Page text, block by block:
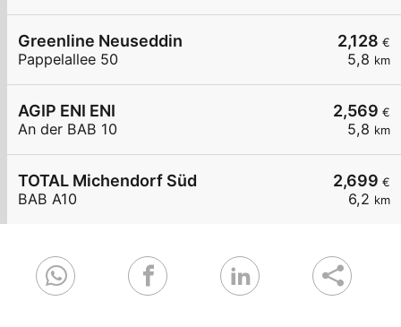
2,128 €
5,8 km
Greenline Neuseddin
Pappelallee 50
2,569 €
5,8 km
AGIP ENI ENI
An der BAB 10
2,699 €
6,2 km
TOTAL Michendorf Süd
BAB A10